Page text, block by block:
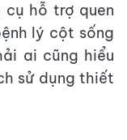
cụ hỗ trợ quen
lý cột sống
ai cũng hiểu
sử dụng thiết